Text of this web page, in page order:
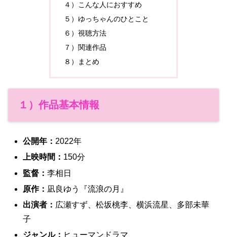
４）こんな人におすすめ
５）ゆっちゃんのひとこと
６）視聴方法
７）関連作品
８）まとめ
１）作品基本情報
公開年： 2022年
上映時間： 150分
監督：李相日
原作： 凪良ゆう『流浪の月』
出演者： 広瀬すず、松坂桃李、横浜流星、多部未華
子
ジャンル： ヒューマンドラマ